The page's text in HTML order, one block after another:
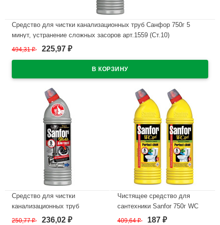
Средство для чистки канализационных труб Санфор 750г 5
минут, устранение сложных засоров арт.1559 (Ст.10)
В наличии
494,31₽ 225,97 ₽
Средство для чистки
канализационных труб
Санфор 1000г 5 минут,
250,77₽ 236,02 ₽
Чистящее средство для
сантехники Sanfor 750г WC
gel, лимонная свежесть
409,64₽ 187 ₽